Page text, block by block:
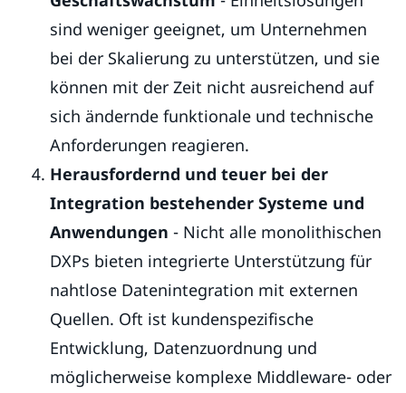
sind weniger geeignet, um Unternehmen
bei der Skalierung zu unterstützen, und sie
können mit der Zeit nicht ausreichend auf
sich ändernde funktionale und technische
Anforderungen reagieren.
Herausfordernd und teuer bei der
Integration bestehender Systeme und
Anwendungen - Nicht alle monolithischen
DXPs bieten integrierte Unterstützung für
nahtlose Datenintegration mit externen
Quellen. Oft ist kundenspezifische
Entwicklung, Datenzuordnung und
möglicherweise komplexe Middleware- oder